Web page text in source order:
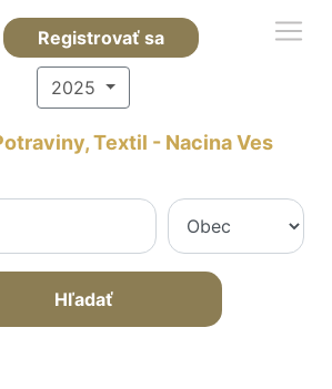
Registrovať sa
2025
Textil - Nacina Ves
Hľadať